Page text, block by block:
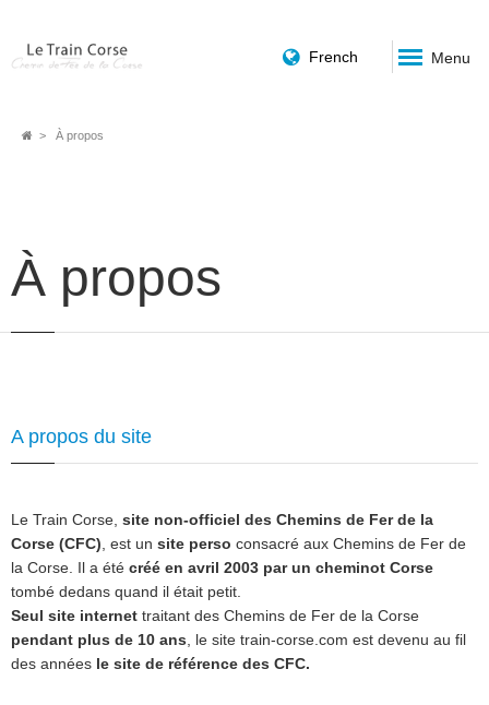
French Menu
FilÀ propos
À propos
A propos du site
Le Train Corse, site non-officiel des Chemins de Fer de la
Corse (CFC) , est un site perso consacré aux Chemins de Fer de
la Corse. Il a été créé en avril 2003 par un cheminot Corse
tombé dedans quand il était petit.
Seul site internet traitant des Chemins de Fer de la Corse
pendant plus de 10 ans , le site train-corse.com est devenu au fil
des années le site de référence des CFC.